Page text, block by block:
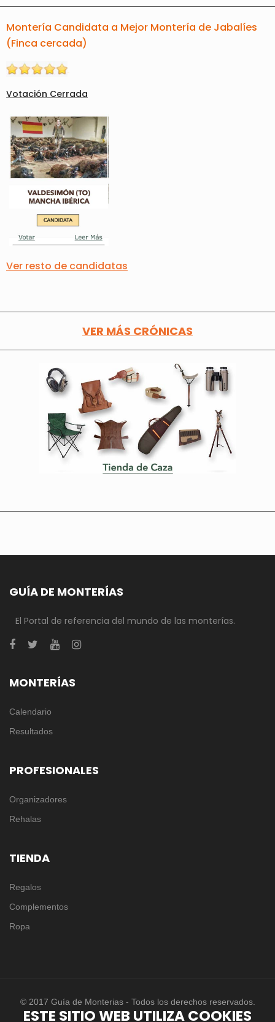
Montería Candidata a Mejor Montería de Jabalíes
(Finca cercada)
Votación Cerrada
Ver resto de candidatas
VER MÁS CRÓNICAS
GUÍA DE MONTERÍAS
El Portal de referencia del mundo de las monterías.
MONTERÍAS
Calendario
Resultados
PROFESIONALES
Organizadores
Rehalas
TIENDA
Regalos
Complementos
Ropa
© 2017 Guía de Monterias - Todos los derechos reservados.
ESTE SITIO WEB UTILIZA COOKIES